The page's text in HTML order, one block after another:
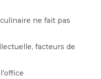
ne fait pas
facteurs de